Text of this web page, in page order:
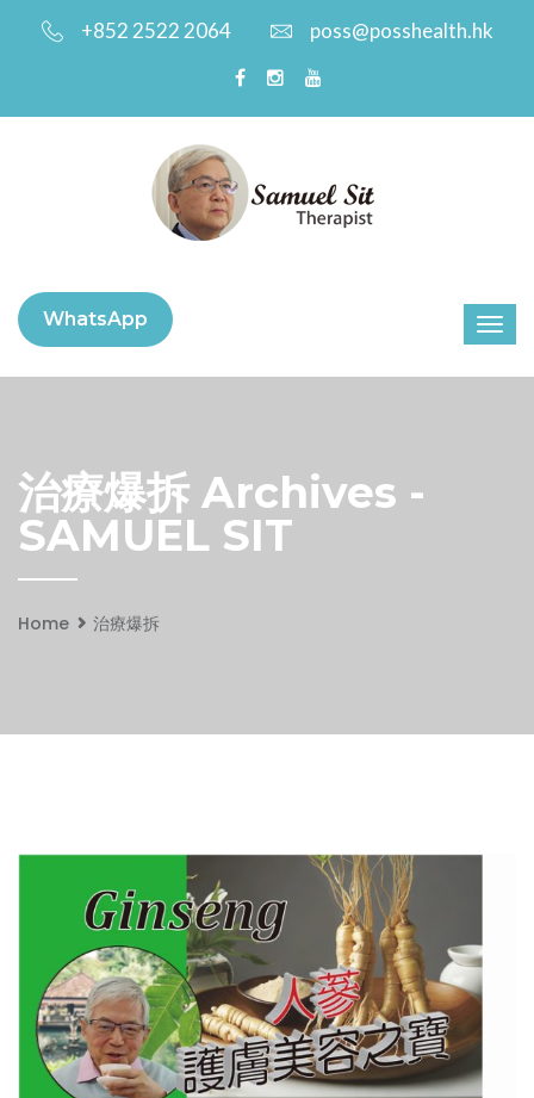
+852 2522 2064 poss@posshealth.hk
WhatsApp
治療爆拆 Archives -
SAMUEL SIT
Home 治療爆拆